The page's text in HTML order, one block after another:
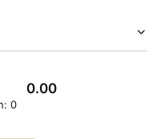
0.00
0